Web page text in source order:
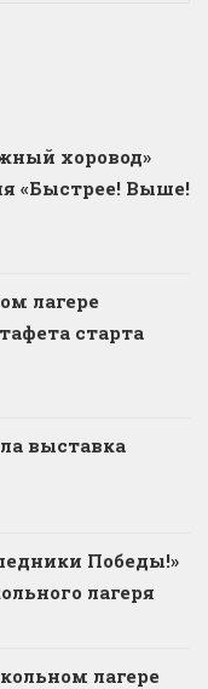
хоровод»
«Быстрее! Выше!
лагере
старта
выставка
Победы!»
лагеря
лагере